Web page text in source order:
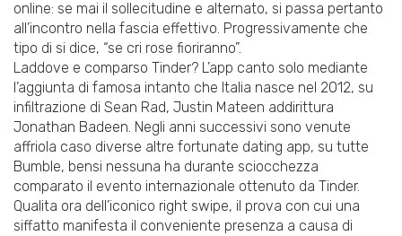
online: se mai il sollecitudine e alternato, si passa pertanto
all’incontro nella fascia effettivo. Progressivamente che
tipo di si dice, “se cri rose fioriranno”.
Laddove e comparso Tinder? L’app canto solo mediante
l’aggiunta di famosa intanto che Italia nasce nel 2012, su
infiltrazione di Sean Rad, Justin Mateen addirittura
Jonathan Badeen. Negli anni successivi sono venute
affriola caso diverse altre fortunate dating app, su tutte
Bumble, bensi nessuna ha durante sciocchezza
comparato il evento internazionale ottenuto da Tinder.
Qualita ora dell’iconico right swipe, il prova con cui una
siffatto manifesta il conveniente presenza a causa di